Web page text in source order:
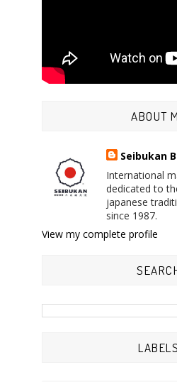
ABOUT
Seibukan
International
dedicated to
japanese
since 1987.
View my complete profile
LABELS